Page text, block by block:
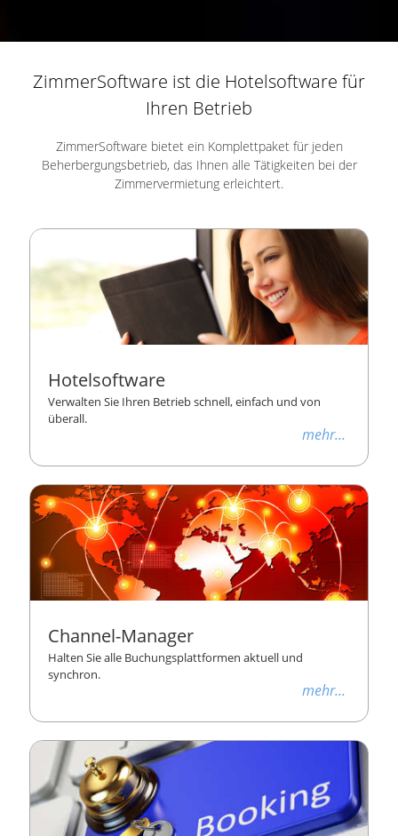
ZimmerSoftware ist die Hotelsoftware für
Ihren Betrieb
ZimmerSoftware bietet ein Komplettpaket für jeden
Beherbergungsbetrieb, das Ihnen alle Tätigkeiten bei der
Zimmervermietung erleichtert.
Hotelsoftware
Verwalten Sie Ihren Betrieb schnell, einfach und von
überall.
mehr...
Channel-Manager
Halten Sie alle Buchungsplattformen aktuell und
synchron.
mehr...